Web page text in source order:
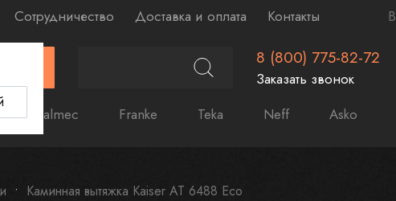
Сотрудничество Доставка и оплата Контакты
8 (800) 775-82-72
Заказать звонок
Falmec Franke Teka Neff Asko
Каминная вытяжка Kaiser AT 6488 Eco